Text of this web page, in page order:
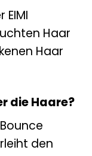
Haar
Haar
die Haare?
den